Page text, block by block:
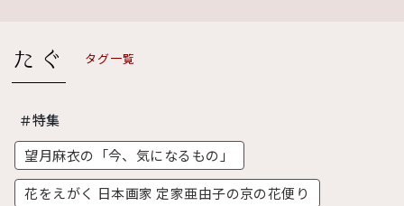
タグ一覧
＃特集
望月麻衣の「今、気になるもの」
花をえがく 日本画家 定家亜由子の京の花便り